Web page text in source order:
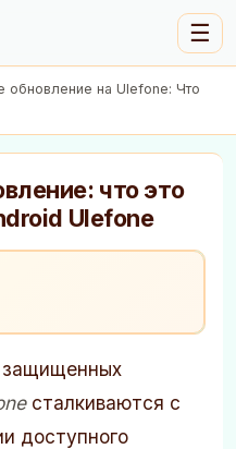
☰
обновление на Ulefone: Что
что это
Ulefone
защищенных
сталкиваются с
доступного